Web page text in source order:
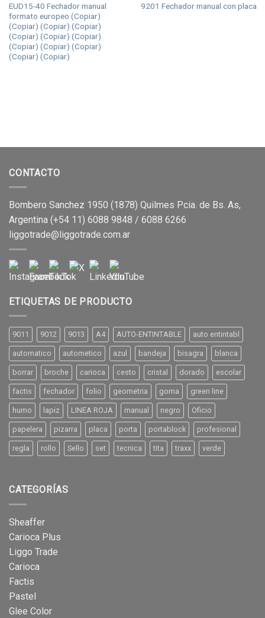
EUD15-40 Fechador manual
formato europeo (Copiar)
(Copiar) (Copiar) (Copiar)
(Copiar) (Copiar) (Copiar)
(Copiar) (Copiar) (Copiar)
(Copiar) (Copiar)
9201 Fechador manual con placa
CONTACTO
Bombero Sanchez 1950 (1878) Quilmes Pcia. de Bs. As,
Argentina (+54 11) 6088 9848 / 6088 6266
liggotrade@liggotrade.com.ar
ETIQUETAS DE PRODUCTO
9011 9012 9013 A4 AUTO-ENTINTABLE auto entintabl
automatico autometico azul bandeja bisagra blanca
borrar broche carioca cesto cristal dorado escolar
factis fechador folio geometria goma green line
humo lapiz LINEA ROJA manual negro Oficio
papelera pizarra placa porta portablock profesional
regla rollo Sello set tecnica tita traxx verde
CATEGORÍAS
Sheaffer
Carioca Plus
Liggo Trade
Carioca
Factis
Pastel
Glee Color